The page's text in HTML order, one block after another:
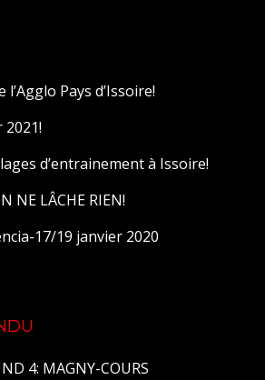
Pays d’Issoire!
2021!
d’entrainement à Issoire!
NE LÂCHE RIEN!
17/19 janvier 2020
4: MAGNY-COURS